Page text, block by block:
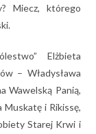
Miecz, którego
Elżbieta
– Władysława
Wawelską Panią,
i Rikissę,
Starej Krwi i